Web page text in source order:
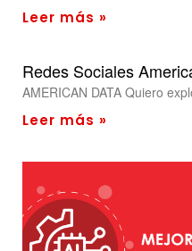
Leer más »
Redes Sociales
AMERICAN DATA Quiero
Leer más »